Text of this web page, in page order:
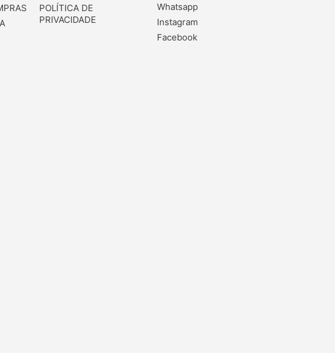
POLÍTICA DE
PRIVACIDADE
Whatsapp
Instagram
Facebook